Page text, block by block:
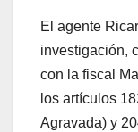
El agente
investigación,
con la fiscal
los artículos
Agravada) y